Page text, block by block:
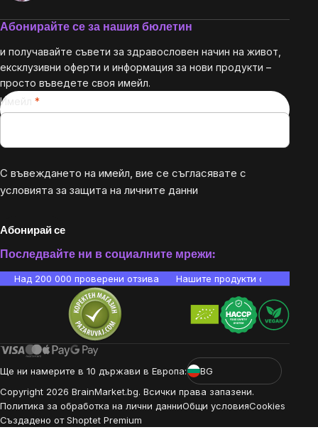
Абонирайте се за нашия бюлетин
и получавайте съвети за здравословен начин на живот,
ексклузивни оферти и информация за нови продукти –
просто въведете своя имейл.
Имейл
С въвеждането на имейл, вие се съгласявате с
условията за защита на личните данни
Абонирай се
Последвайте ни в социалните мрежи:
Над 200 000 проверени отзива Нашите продукти са
Ще ни намерите в 10 държави в Европа:
BG
Copyright 2026 BrainMarket.bg. Всички права запазени.
Политика за обработка на лични данниОбщи условияCookies
Създадено от Shoptet Premium